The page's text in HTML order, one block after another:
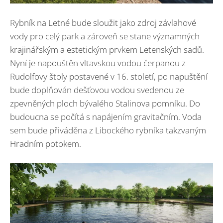
Rybník na Letné bude sloužit jako zdroj závlahové
vody pro celý park a zároveň se stane významných
krajinářským a estetickým prvkem Letenských sadů.
Nyní je napouštěn vltavskou vodou čerpanou z
Rudolfovy štoly postavené v 16. století, po napuštění
bude doplňován dešťovou vodou svedenou ze
zpevněných ploch bývalého Stalinova pomníku. Do
budoucna se počítá s napájením gravitačním. Voda
sem bude přiváděna z Libockého rybníka takzvaným
Hradním potokem.